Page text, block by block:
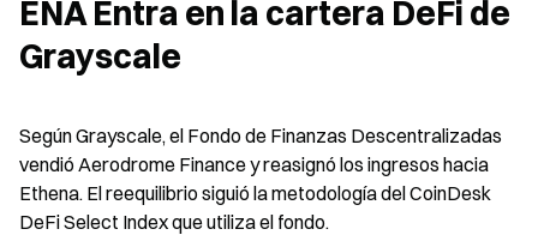
ENA Entra en la cartera DeFi de
Grayscale
Según Grayscale, el Fondo de Finanzas Descentralizadas
vendió Aerodrome Finance y reasignó los ingresos hacia
Ethena. El reequilibrio siguió la metodología del CoinDesk
DeFi Select Index que utiliza el fondo.